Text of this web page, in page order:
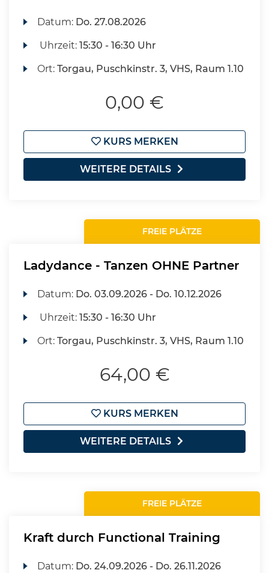
Datum: Do. 27.08.2026
Uhrzeit:15:30 - 16:30 Uhr
Ort:Torgau, Puschkinstr. 3, VHS, Raum 1.10
0,00 €
KURS MERKEN
WEITERE DETAILS
FREIE PLÄTZE
Ladydance - Tanzen OHNE Partner
Datum: Do. 03.09.2026 - Do. 10.12.2026
Uhrzeit:15:30 - 16:30 Uhr
Ort:Torgau, Puschkinstr. 3, VHS, Raum 1.10
64,00 €
KURS MERKEN
WEITERE DETAILS
FREIE PLÄTZE
Kraft durch Functional Training
Datum: Do. 24.09.2026 - Do. 26.11.2026